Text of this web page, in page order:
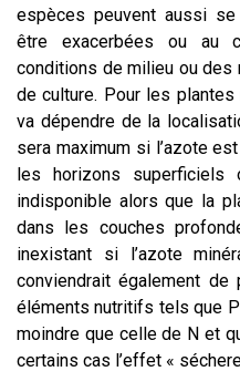
espèces peuvent aussi
être exacerbées ou au
conditions de milieu ou
de culture. Pour les
va dépendre de la
sera maximum si l’azote
les horizons superficiels
indisponible alors que la
dans les couches
inexistant si l’azote
conviendrait également
éléments nutritifs tels que
moindre que celle de N et
certains cas l’effet «